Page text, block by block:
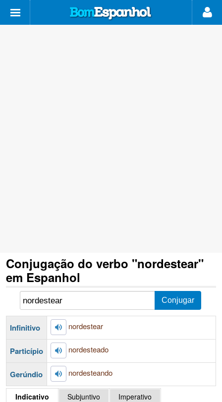
Conjugação do verbo "nordestear"
em Espanhol
Infinitivo nordestear
Particípio nordesteado
Gerúndio nordesteando
Indicativo Subjuntivo
Imperativo